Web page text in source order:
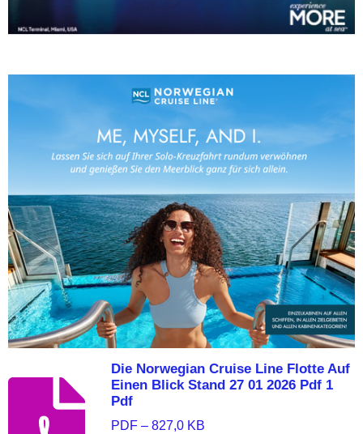
Die Norwegian Cruise Line Flotte Auf
Einen Blick Stand 27 01 2026 Pdf 1
Pdf
PDF – 827,0 KB